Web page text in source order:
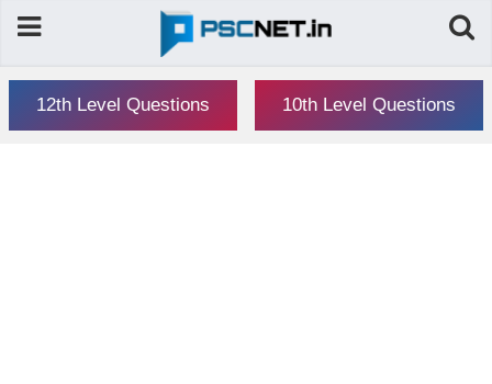
12th Level Questions 10th Level Questions